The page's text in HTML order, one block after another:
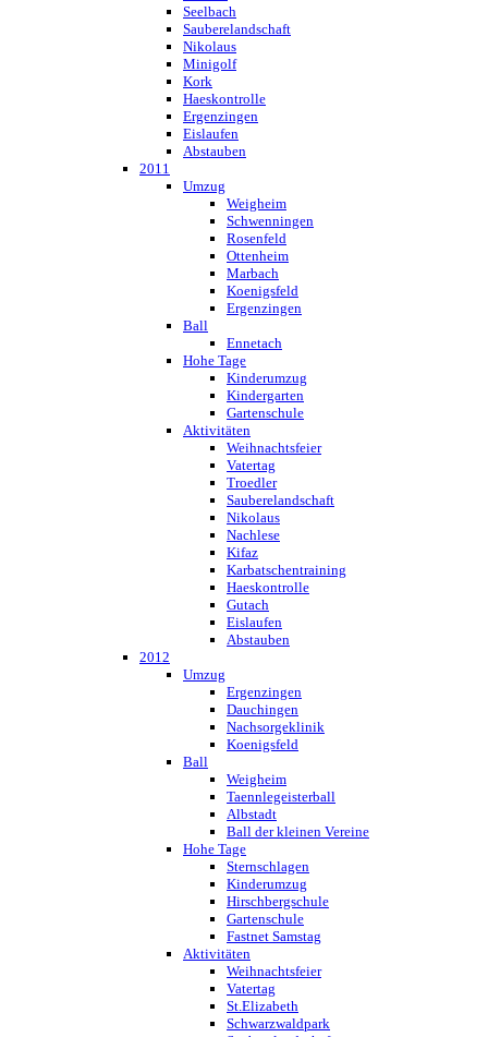
Seelbach
Sauberelandschaft
Nikolaus
Minigolf
Kork
Haeskontrolle
Ergenzingen
Eislaufen
Abstauben
2011
Umzug
Weigheim
Schwenningen
Rosenfeld
Ottenheim
Marbach
Koenigsfeld
Ergenzingen
Ball
Ennetach
Hohe Tage
Kinderumzug
Kindergarten
Gartenschule
Aktivitäten
Weihnachtsfeier
Vatertag
Troedler
Sauberelandschaft
Nikolaus
Nachlese
Kifaz
Karbatschentraining
Haeskontrolle
Gutach
Eislaufen
Abstauben
2012
Umzug
Ergenzingen
Dauchingen
Nachsorgeklinik
Koenigsfeld
Ball
Weigheim
Taennlegeisterball
Albstadt
Ball der kleinen Vereine
Hohe Tage
Sternschlagen
Kinderumzug
Hirschbergschule
Gartenschule
Fastnet Samstag
Aktivitäten
Weihnachtsfeier
Vatertag
St.Elizabeth
Schwarzwaldpark